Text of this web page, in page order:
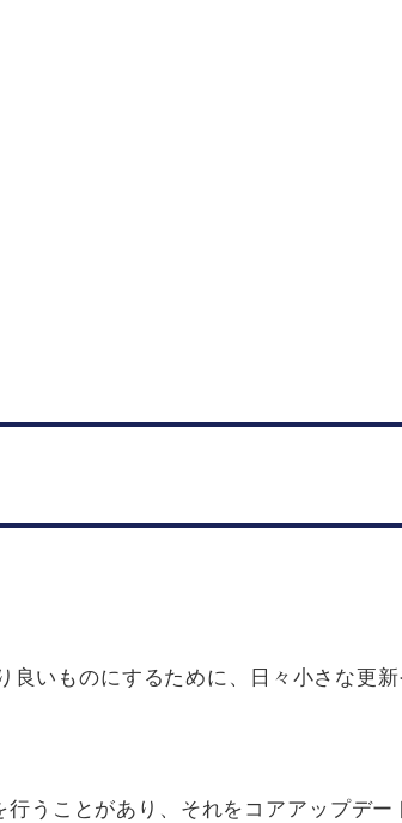
いものにするために、日々小さな更
うことがあり、それをコアアップデー